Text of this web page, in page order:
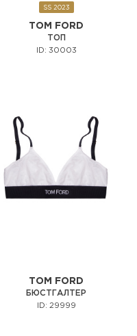
SS 2023
TOM FORD
ТОП
ID: 30003
TOM FORD
БЮСТГАЛТЕР
ID: 29999